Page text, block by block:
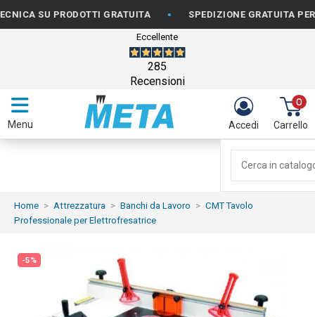
SU PRODOTTI GRATUITA • SPEDIZIONE GRATUITA PER
Eccellente
285
Recensioni
Menu Accedi
0
Carrello
Home Attrezzatura Banchi da Lavoro
CMT Tavolo
Professionale per Elettrofresatrice
-5%